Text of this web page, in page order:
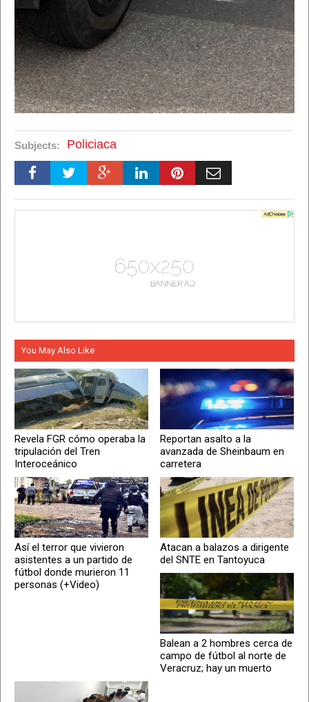
Subjects: Policiaca
You May Also Like
Revela FGR cómo operaba la
tripulación del Tren
Interoceánico
Reportan asalto a la
avanzada de Sheinbaum en
carretera
Así el terror que vivieron
asistentes a un partido de
fútbol donde murieron 11
personas (+Video)
Atacan a balazos a dirigente
del SNTE en Tantoyuca
Balean a 2 hombres cerca de
campo de fútbol al norte de
Veracruz; hay un muerto